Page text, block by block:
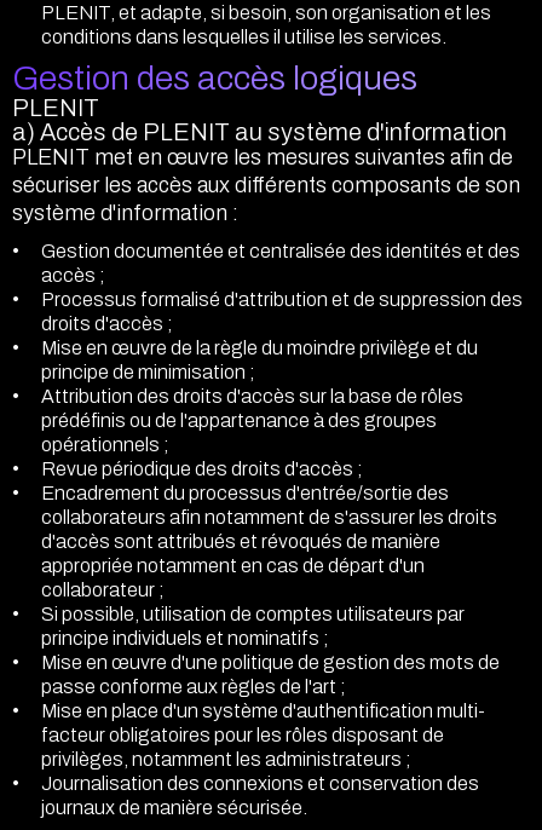
PLENIT, et adapte, si besoin, son organisation et les
conditions dans lesquelles il utilise les services.
Gestion des accès logiques
PLENIT
a) Accès de PLENIT au système d'information
PLENIT met en œuvre les mesures suivantes afin de
sécuriser les accès aux différents composants de son
système d'information :
Gestion documentée et centralisée des identités et des
accès ;
Processus formalisé d'attribution et de suppression des
droits d'accès ;
Mise en œuvre de la règle du moindre privilège et du
principe de minimisation ;
Attribution des droits d'accès sur la base de rôles
prédéfinis ou de l'appartenance à des groupes
opérationnels ;
Revue périodique des droits d'accès ;
Encadrement du processus d'entrée/sortie des
collaborateurs afin notamment de s'assurer les droits
d'accès sont attribués et révoqués de manière
appropriée notamment en cas de départ d'un
collaborateur ;
Si possible, utilisation de comptes utilisateurs par
principe individuels et nominatifs ;
Mise en œuvre d'une politique de gestion des mots de
passe conforme aux règles de l'art ;
Mise en place d'un système d'authentification multi-
facteur obligatoires pour les rôles disposant de
privilèges, notamment les administrateurs ;
Journalisation des connexions et conservation des
journaux de manière sécurisée.